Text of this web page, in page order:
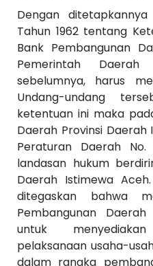
Dengan
Tahun 1962 tentang
Bank Pembangunan
Pemerintah
sebelumnya, harus
Undang-undang
ketentuan ini maka
Daerah Provinsi
Peraturan Daerah No.
landasan hukum
Daerah Istimewa
ditegaskan bahwa
Pembangunan
untuk
pelaksanaan usaha-
dalam rangka